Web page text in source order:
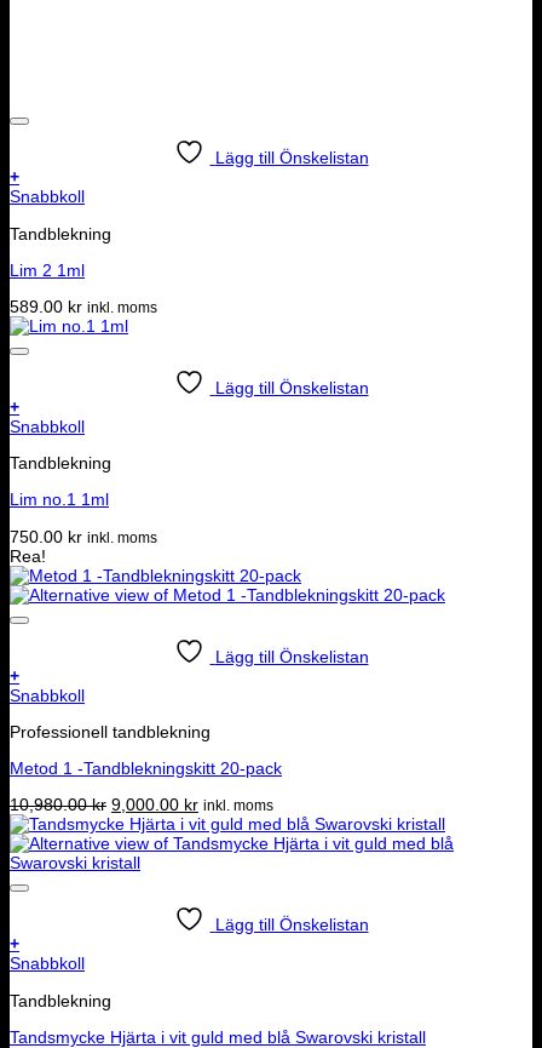
Lägg till Önskelistan
+
Snabbkoll
Tandblekning
Lim 2 1ml
589.00 kr inkl. moms
Lägg till Önskelistan
+
Snabbkoll
Tandblekning
Lim no.1 1ml
750.00 kr inkl. moms
Rea!
Lägg till Önskelistan
+
Snabbkoll
Professionell tandblekning
Metod 1 -Tandblekningskitt 20-pack
10,980.00kr Det
ursprungliga
priset
var:
9,000.00 krDet
nuvarande
priset
inkl. moms
Lägg till Önskelistan
+
Snabbkoll
Tandblekning
Tandsmycke Hjärta i vit guld med blå Swarovski kristall